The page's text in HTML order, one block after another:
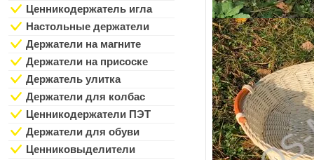
Ценникодержатель игла
Настольные держатели
Держатели на магните
Держатели на присоске
Держатель улитка
Держатели для колбас
Ценникодержатели ПЭТ
Держатели для обуви
Ценниковыделители